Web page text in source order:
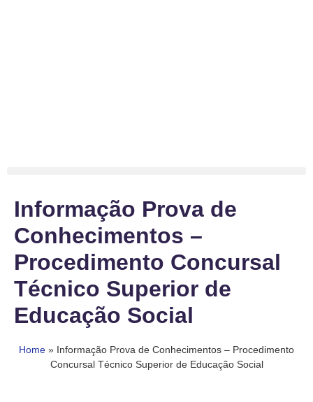
Informação Prova de
Conhecimentos –
Procedimento Concursal
Técnico Superior de
Educação Social
Home » Informação Prova de Conhecimentos – Procedimento
Concursal Técnico Superior de Educação Social